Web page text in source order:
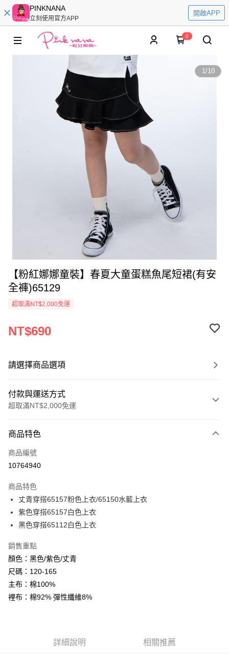
PINKNANA
立刻使用官方APP
開啟APP
0
1/10
【粉紅娜娜童裝】春夏大童蛋糕魚尾短裙(有安
全褲)65129
超取滿NT$2,000免運
NT$690
請選擇商品選項
付款與運送方式
超取滿NT$2,000免運
信用卡一次付款
超商取貨付款
Apple Pay
Google Pay
運送方式
全家付款取貨
每筆NT$80，滿NT$2,000(含以上)免運費
商品特色
商品編號
10764940
商品特色
丈青穿搭65157粉色上衣/65150水藍上衣
紫色穿搭65157白色上衣
黑色穿搭65112白色上衣
銷售重點
顏色：黑色/紫色/丈青
尺碼：120-165
主布：棉100%
裡布：棉92% 彈性纖維8%
詳細說明 相關推薦